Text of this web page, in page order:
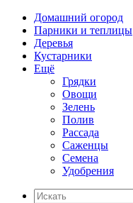
Домашний огород
Парники и теплицы
Деревья
Кустарники
Ещё
Грядки
Овощи
Зелень
Полив
Рассада
Саженцы
Семена
Удобрения